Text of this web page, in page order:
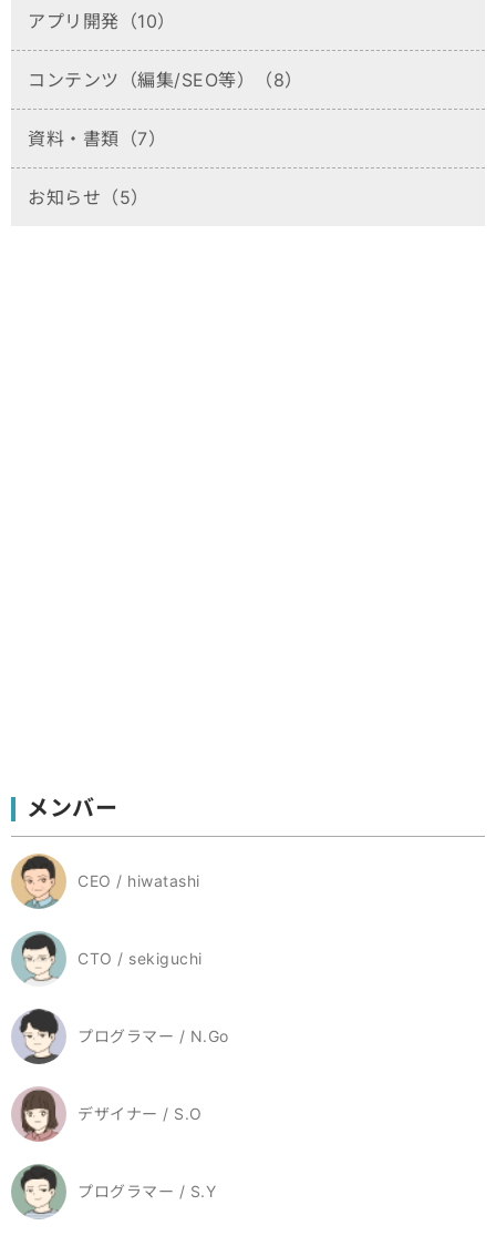
アプリ開発（10）
コンテンツ（編集/SEO等）（8）
資料・書類（7）
お知らせ（5）
メンバー
CEO / hiwatashi
CTO / sekiguchi
プログラマー / N.Go
デザイナー / S.O
プログラマー / S.Y